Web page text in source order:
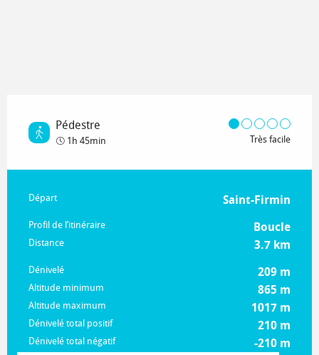
Pédestre
1h 45min Très facile
Informations pratiques
Départ Saint-Firmin
Profil de l’itinéraire Boucle
Distance 3.7 km
Dénivelé 209 m
Altitude minimum 865 m
Altitude maximum 1017 m
Dénivelé total positif 210 m
Dénivelé total négatif -210 m